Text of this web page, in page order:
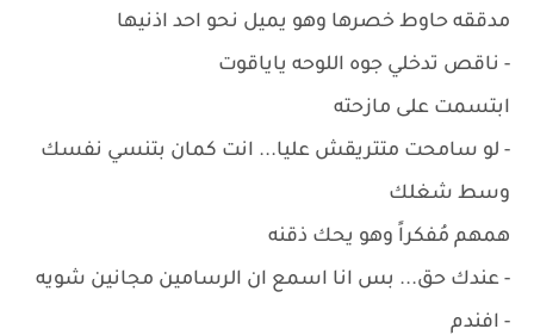
مدققه حاوط خصرها وهو يميل نحو احد اذنيها
- ناقص تدخلي جوه اللوحه ياياقوت
ابتسمت على مازحته
- لو سامحت متتريقش عليا... انت كمان بتنسي نفسك
وسط شغلك
همهم مُفكراً وهو يحك ذقنه
- عندك حق... بس انا اسمع ان الرسامين مجانين شويه
- افندم